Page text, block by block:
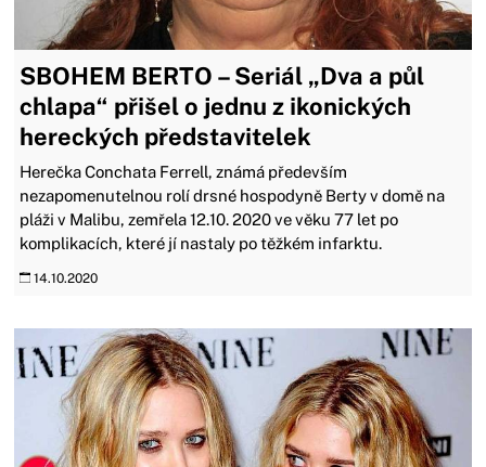
SBOHEM BERTO – Seriál „Dva a půl
chlapa“ přišel o jednu z ikonických
hereckých představitelek
Herečka Conchata Ferrell, známá především
nezapomenutelnou rolí drsné hospodyně Berty v domě na
pláži v Malibu, zemřela 12.10. 2020 ve věku 77 let po
komplikacích, které jí nastaly po těžkém infarktu.
14.10.2020